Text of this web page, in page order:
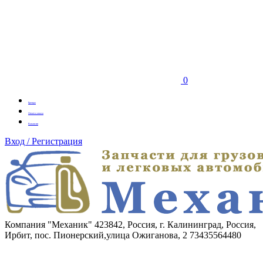
0
Бренды
Оплата заказа
Вакансии
Вход / Регистрация
Компания "Механик" 423842, Россия, г. Калининград, Россия,
Ирбит, пос. Пионерский,улица Ожиганова, 2 73435564480